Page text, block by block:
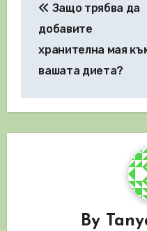
Защо трябва да
добавите
хранителна мая
вашата диета?
By